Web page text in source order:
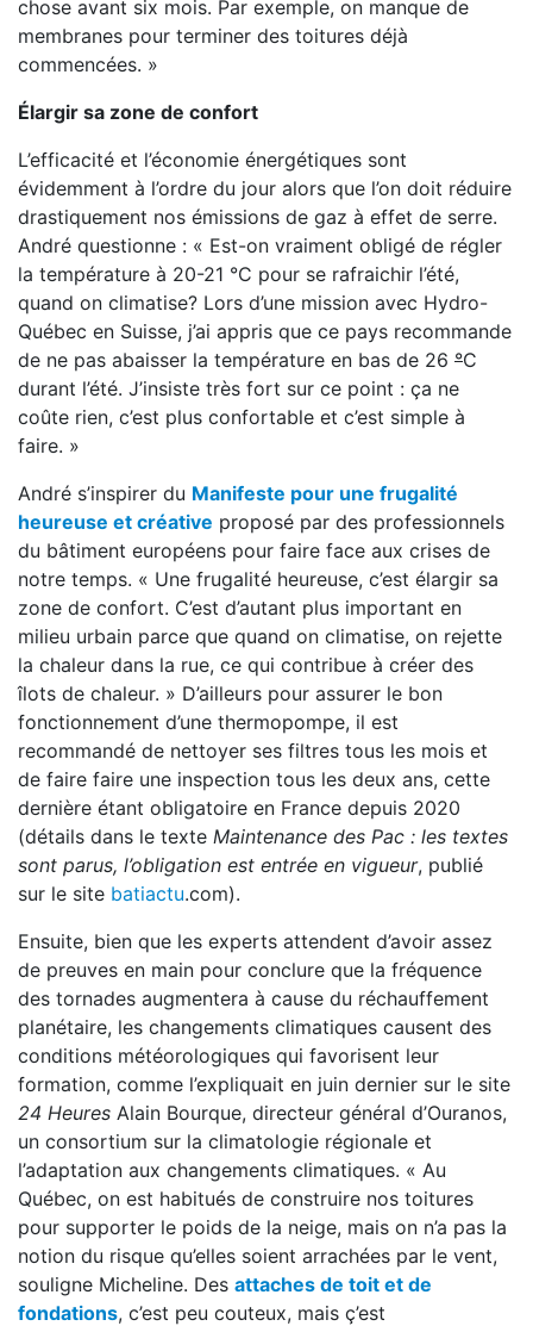
chose avant six mois. Par exemple, on manque de
membranes pour terminer des toitures déjà
commencées. »
Élargir sa zone de confort
L’efficacité et l’économie énergétiques sont
évidemment à l’ordre du jour alors que l’on doit réduire
drastiquement nos émissions de gaz à effet de serre.
André questionne : « Est-on vraiment obligé de régler
la température à 20-21 °C pour se rafraichir l’été,
quand on climatise? Lors d’une mission avec Hydro-
Québec en Suisse, j’ai appris que ce pays recommande
de ne pas abaisser la température en bas de 26 °C
durant l’été. J’insiste très fort sur ce point : ça ne
coûte rien, c’est plus confortable et c’est simple à
faire. »
André s’inspirer du Manifeste pour une frugalité
heureuse et créative proposé par des professionnels
du bâtiment européens pour faire face aux crises de
notre temps. « Une frugalité heureuse, c’est élargir sa
zone de confort. C’est d’autant plus important en
milieu urbain parce que quand on climatise, on rejette
la chaleur dans la rue, ce qui contribue à créer des
îlots de chaleur. » D’ailleurs pour assurer le bon
fonctionnement d’une thermopompe, il est
recommandé de nettoyer ses filtres tous les mois et
de faire faire une inspection tous les deux ans, cette
dernière étant obligatoire en France depuis 2020
(détails dans le texte Maintenance des Pac : les textes
sont parus, l’obligation est entrée en vigueur, publié
sur le site batiactu.com).
Ensuite, bien que les experts attendent d’avoir assez
de preuves en main pour conclure que la fréquence
des tornades augmentera à cause du réchauffement
planétaire, les changements climatiques causent des
conditions météorologiques qui favorisent leur
formation, comme l’expliquait en juin dernier sur le site
24 Heures Alain Bourque, directeur général d’Ouranos,
un consortium sur la climatologie régionale et
l’adaptation aux changements climatiques. « Au
Québec, on est habitués de construire nos toitures
pour supporter le poids de la neige, mais on n’a pas la
notion du risque qu’elles soient arrachées par le vent,
souligne Micheline. Des attaches de toit et de
fondations, c’est peu couteux, mais ç’est